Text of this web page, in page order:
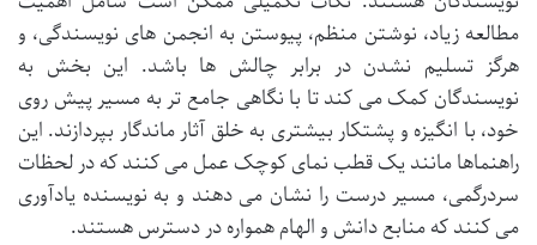
مطالعه زیاد، نوشتن منظم، پیوستن به انجمن های نویسندگی، و
هرگز تسلیم نشدن در برابر چالش ها باشد. این بخش به
نویسندگان کمک می کند تا با نگاهی جامع تر به مسیر پیش روی
خود، با انگیزه و پشتکار بیشتری به خلق آثار ماندگار بپردازند. این
راهنماها مانند یک قطب نمای کوچک عمل می کنند که در لحظات
سردرگمی، مسیر درست را نشان می دهند و به نویسنده یادآوری
می کنند که منابع دانش و الهام همواره در دسترس هستند.